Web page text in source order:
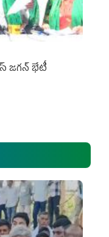
జగన్ భేటీ